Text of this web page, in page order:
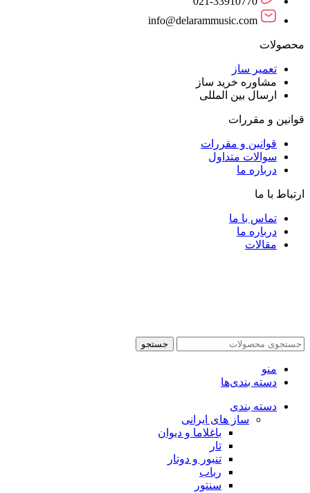
info@delarammusic.com
محصولات
تعمیر ساز
مشاوره خرید ساز
ارسال بین المللی
قوانین و مقررات
قوانین و مقررات
سوالات متداول
درباره ما
ارتباط با ما
تماس با ما
درباره ما
مقالات
جستجو
منو
دسته بندی‌ها
دسته بندی
ساز های ایرانی
باغلاما و دیوان
تار
تنبور و دوتار
رباب
سنتور